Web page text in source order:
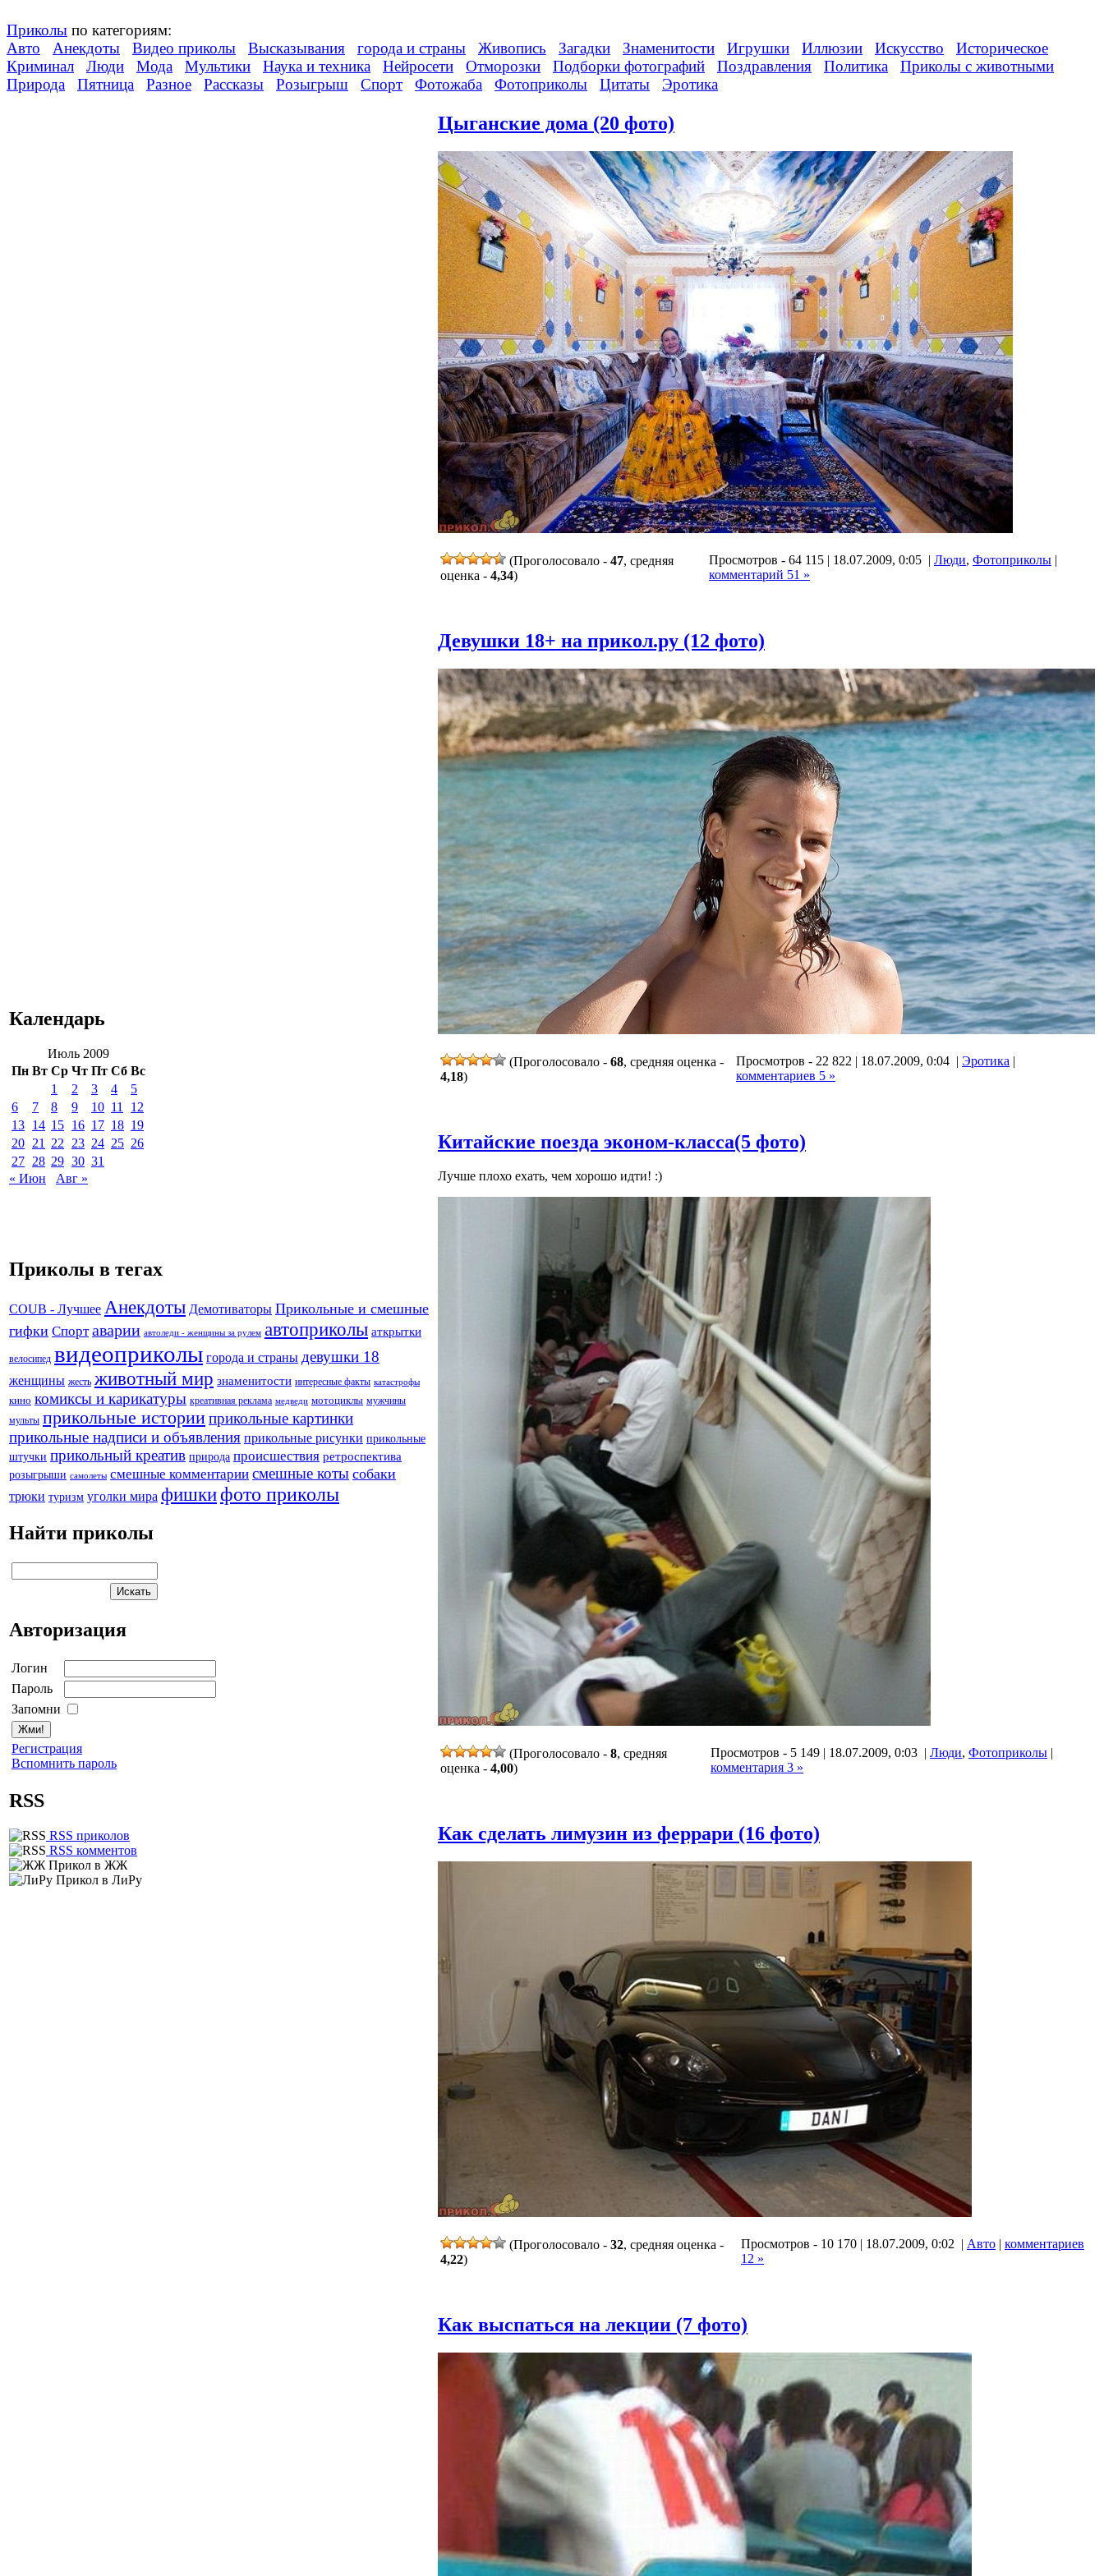
Приколы по категориям:
Авто
Анекдоты Видео приколы Высказывания города и страны Живопись Загадки Знаменитости Игрушки Иллюзии Искусство
Историческое
Криминал
Люди Мода Мультики Наука и техника Нейросети Отморозки Подборки фотографий Поздравления Политика
Приколы с животными
Природа
Пятница Разное Рассказы Розыгрыш Спорт Фотожаба Фотоприколы Цитаты Эротика
Календарь
Июль 2009
Пн Вт Ср Чт Пт Сб Вс
1
2 3 4
5
6
7 8 9 10 11
12
13 14 15 16 17 18 19
20 21 22 23 24 25 26
27 28 29 30 31
« Июн
Авг »
Приколы в тегах
COUB - Лучшее Анекдоты Демотиваторы Прикольные и смешные
гифки Спорт аварии автоледи - женщины за рулем автоприколы аткрытки
велосипед видеоприколы города и страны девушки 18
женщины жесть животный мир знаменитости интересные факты катастрофы
кино комиксы и карикатуры креативная реклама медведи мотоциклы мужчины
мульты прикольные историиприкольные картинки
прикольные надписи и объявления прикольные рисунки прикольные
штучки прикольный креатив природа происшествия ретроспектива
розыгрыши самолеты смешные комментарии смешные коты собаки
трюки туризм уголки мира фишкифото приколы
Найти приколы
Авторизация
Логин
Пароль
Запомни
Регистрация
Вспомнить пароль
RSS
RSS приколов
RSS комментов
Прикол в ЖЖ
Прикол в ЛиРу
Цыганские дома (20 фото)
(Проголосовало - 47, средняя
оценка - 4,34)
Просмотров - 64 115 | 18.07.2009, 0:05 | Люди, Фотоприколы |
комментарий 51 »
Девушки 18+ на прикол.ру (12 фото)
(Проголосовало - 68, средняя оценка -
4,18)
Просмотров - 22 822 | 18.07.2009, 0:04 | Эротика |
комментариев 5 »
Китайские поезда эконом-класса(5 фото)
Лучше плохо ехать, чем хорошо идти! :)
(Проголосовало - 8, средняя
оценка - 4,00)
Просмотров - 5 149 | 18.07.2009, 0:03 | Люди, Фотоприколы |
комментария 3 »
Как сделать лимузин из феррари (16 фото)
(Проголосовало - 32, средняя оценка -
4,22)
Просмотров - 10 170 | 18.07.2009, 0:02 | Авто | комментариев
12 »
Как выспаться на лекции (7 фото)